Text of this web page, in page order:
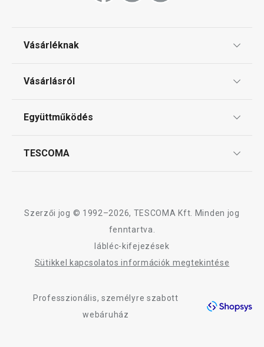
Vásárléknak
Gyakori kérdések
Vásárlásról
Reklamáció és termékvisszaküldés
Együttműködés
TESCOMA
Adatkezelési Tájékoztató
Szerzői jog © 1992–2026, TESCOMA Kft. Minden jog
fenntartva.
lábléc-kifejezések
Sütikkel kapcsolatos információk megtekintése
Professzionális, személyre szabott
webáruház